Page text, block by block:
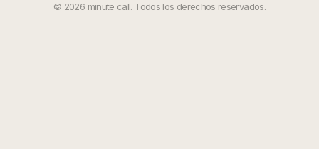
© 2026 minute call. Todos los derechos reservados.